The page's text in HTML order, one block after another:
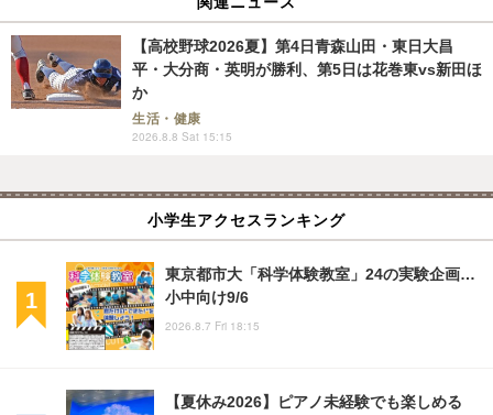
【高校野球2026夏】第4日青森山田・東日大昌
平・大分商・英明が勝利、第5日は花巻東vs新田ほ
か
生活・健康
2026.8.8 Sat 15:15
小学生アクセスランキング
東京都市大「科学体験教室」24の実験企画…
小中向け9/6
2026.8.7 Fri 18:15
【夏休み2026】ピアノ未経験でも楽しめる